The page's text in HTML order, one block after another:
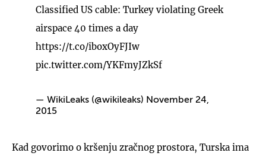
Classified US cable: Turkey violating Greek
airspace 40 times a day
https://t.co/iboxOyFJIw
pic.twitter.com/YKFmyJZkSf
— WikiLeaks (@wikileaks) November 24,
2015
Kad govorimo o kršenju zračnog prostora, Turska ima